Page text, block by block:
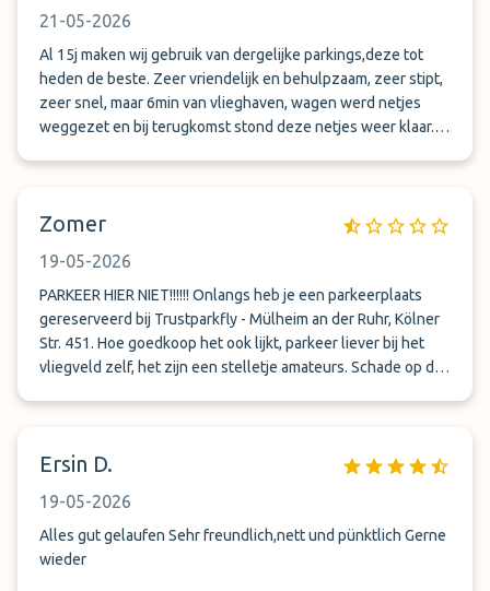
21-05-2026
Al 15j maken wij gebruik van dergelijke parkings,deze tot
heden de beste. Zeer vriendelijk en behulpzaam, zeer stipt,
zeer snel, maar 6min van vlieghaven, wagen werd netjes
weggezet en bij terugkomst stond deze netjes weer klaar.
Zomer
19-05-2026
PARKEER HIER NIET!!!!!! Onlangs heb je een parkeerplaats
gereserveerd bij Trustparkfly - Mülheim an der Ruhr, Kölner
Str. 451. Hoe goedkoop het ook lijkt, parkeer liever bij het
vliegveld zelf, het zijn een stelletje amateurs. Schade op de
tijd nodig om in te dienen bij de verzekering etc. Vervolgens
nooit!!! ADRES NIET PARKEREN: Trustparkfly - Mülheim an der
Ruhr, Kölner Str. 451. Ben benieuwd of deze review
geplaatst word en ook blijft staan…oh ja en op het contract
Ersin D.
19-05-2026
Alles gut gelaufen Sehr freundlich,nett und pünktlich Gerne
wieder